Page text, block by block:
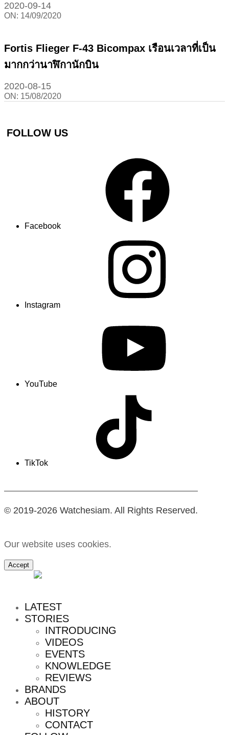
2020-09-14
ON: 14/09/2020
Fortis Flieger F-43 Bicompax เรือนเวลาที่เป็น
มากกว่านาฬิกานักบิน
2020-08-15
ON: 15/08/2020
FOLLOW US
Facebook
Instagram
YouTube
TikTok
© 2019-2026 Watchesiam. All Rights Reserved.
Our website uses cookies.
Accept
LATEST
STORIES
INTRODUCING
VIDEOS
EVENTS
KNOWLEDGE
REVIEWS
BRANDS
ABOUT
HISTORY
CONTACT